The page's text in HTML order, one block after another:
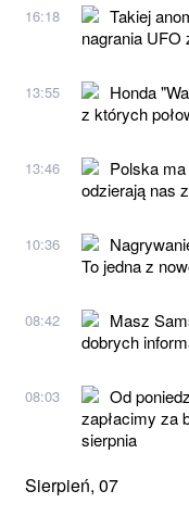
16:18
Takiej
nagrania UFO
13:55
Honda
z których
13:46
Polska
odzierają nas
10:36
To jedna z
08:42
Masz
dobrych
08:03
Od
zapłacimy za
sierpnia
Sierpień, 07